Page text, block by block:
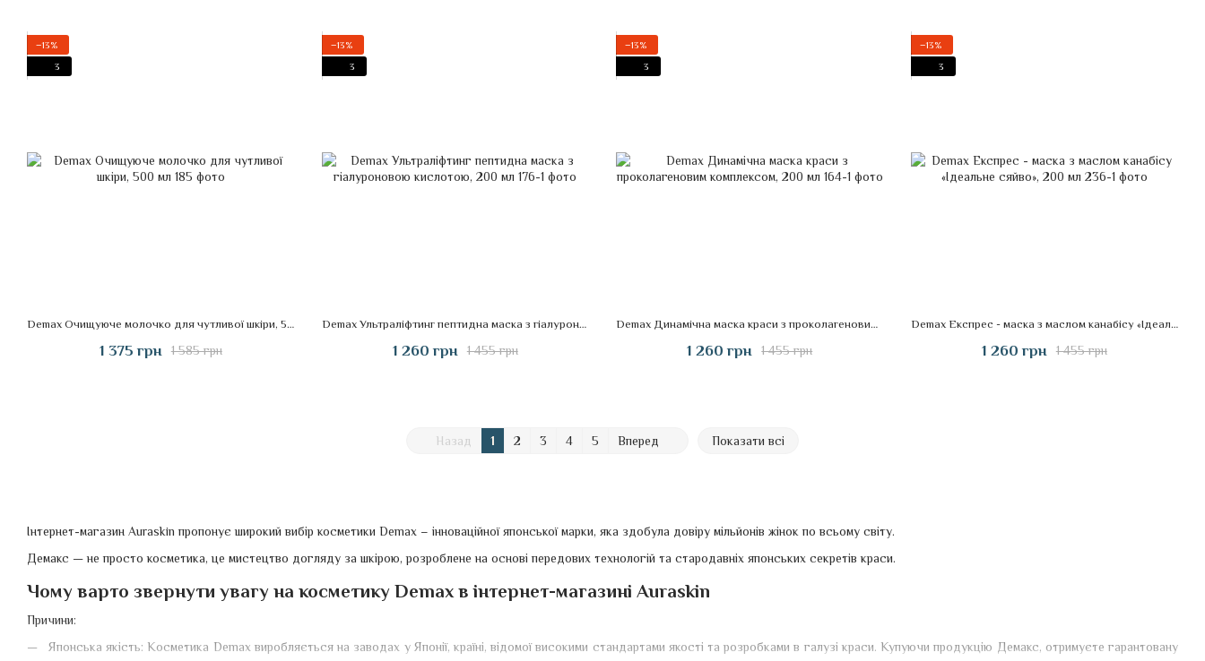
Інтернет-магазин Auraskin пропонує широкий вибір косметики Demax – інноваційної японської марки, яка здобула довіру мільйонів жінок по всьому світу.
Демакс — не просто косметика, це мистецтво догляду за шкірою, розроблене на основі передових технологій та стародавніх японських секретів краси.
Чому варто звернути увагу на косметику Demax в інтернет-магазині Auraskin
Причини:
Японська якість: Косметика Demax виробляється на заводах у Японії, країні, відомої високими стандартами якості та розробками в галузі краси. Купуючи продукцію Демакс, отримуєте гарантовану
−13%
3
Demax Очищуюче молочко для чутливої шкіри, 500 мл
1 585 грн
1 375 грн
−13%
3
Demax Ультраліфтинг пептидна маска з гіалуроновою кислотою, 200 мл
1 455 грн
1 260 грн
−13%
3
Demax Динамічна маска краси з проколагеновим комплексом, 200 мл
1 455 грн
1 260 грн
−13%
3
Demax Експрес - маска з маслом канабісу «Ідеальне сяйво», 200 мл
1 455 грн
1 260 грн
Назад 1 2 3 4 5 Вперед Показати всі